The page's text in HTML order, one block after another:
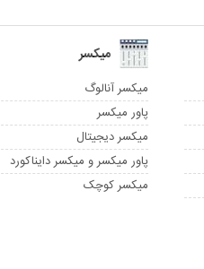
میکسر
میکسر آنالوگ
پاور میکسر
میکسر دیجیتال
پاور میکسر و میکسر دایناکورد
میکسر کوچک